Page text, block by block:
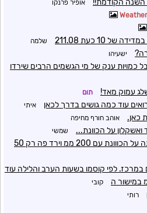
אופיר פרנקו
שלמה
ישעיהו
כמויות ענק של מי הגשמים הרבים שירדו
עמוק מאד! תום
עוד כמה גושים בדרך לכאן איתי
אוהב חורף מחיפה
ואשקלון על הכוונת... שמשי
עם 200 ממ וירד פה רק 50
במרכז. לפי קוסמו בשעות הערב והלילה עוד
במישור ה
קובי
רותי